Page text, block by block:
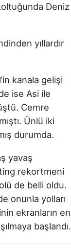
Deniz
yıllardır
kanala gelişi
ise Asi ile
Cemre
Ünlü iki
durumda.
yavaş
rekortmeni
de belli oldu.
onunla yolları
ekranların en
başlandı.